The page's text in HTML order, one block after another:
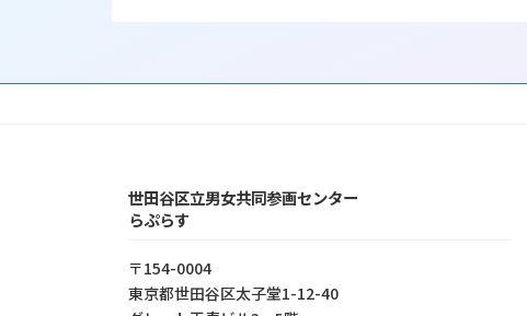
世田谷区立男女共同参画センター
らぷらす
〒154-0004
東京都世⽥⾕区太⼦堂1-12-40